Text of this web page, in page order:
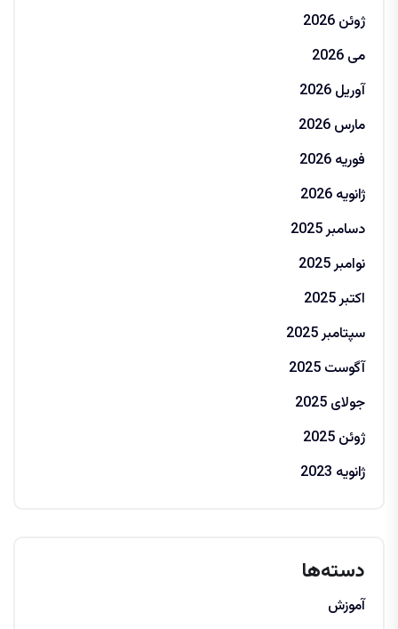
ژوئن 2026
می 2026
آوریل 2026
مارس 2026
فوریه 2026
ژانویه 2026
دسامبر 2025
نوامبر 2025
اکتبر 2025
سپتامبر 2025
آگوست 2025
جولای 2025
ژوئن 2025
ژانویه 2023
دسته‌ها
آموزش